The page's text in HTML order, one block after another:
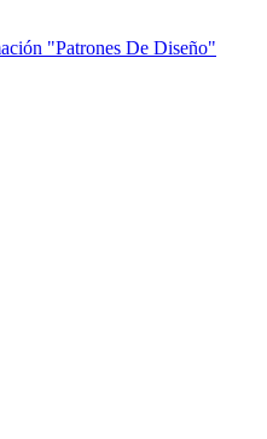
"Patrones De Diseño"